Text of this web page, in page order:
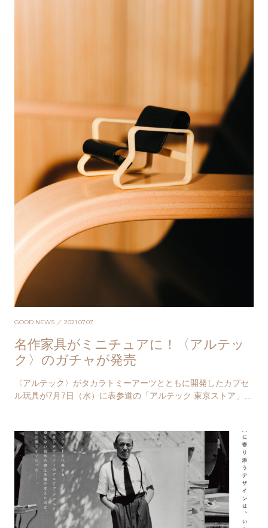
GOOD NEWS ／ 2021.07.07
名作家具がミニチュアに！〈アルテッ
ク〉のガチャが発売
〈アルテック〉がタカラトミーアーツとともに開発したカプセ
ル玩具が7月7日（水）に表参道の「アルテック 東京ストア」で